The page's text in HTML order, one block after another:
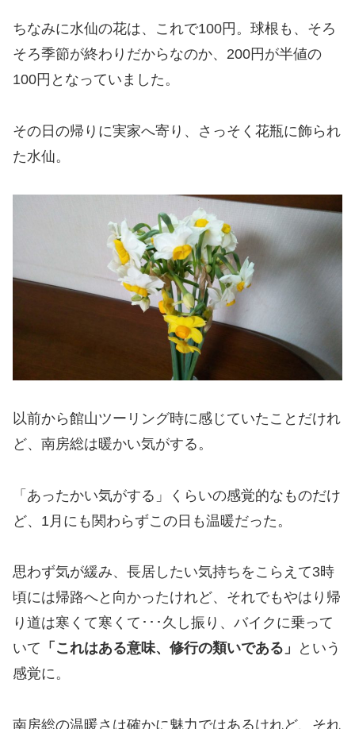
ちなみに水仙の花は、これで100円。球根も、そろ
そろ季節が終わりだからなのか、200円が半値の
100円となっていました。
その日の帰りに実家へ寄り、さっそく花瓶に飾られ
た水仙。
以前から館山ツーリング時に感じていたことだけれ
ど、南房総は暖かい気がする。
「あったかい気がする」くらいの感覚的なものだけ
ど、1月にも関わらずこの日も温暖だった。
思わず気が緩み、長居したい気持ちをこらえて3時
頃には帰路へと向かったけれど、それでもやはり帰
り道は寒くて寒くて･･･久し振り、バイクに乗って
いて 「これはある意味、修行の類いである」
という
感覚に。
南房総の温暖さは確かに魅力ではあるけれど、それ